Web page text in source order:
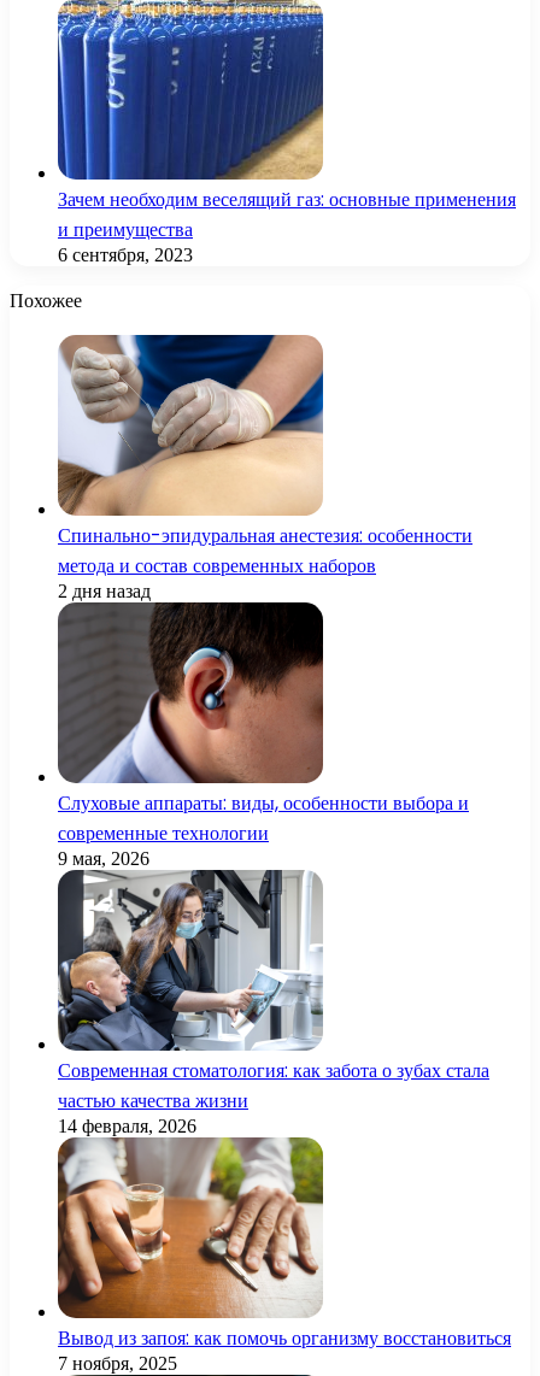
Зачем необходим веселящий газ: основные применения
и преимущества
6 сентября, 2023
Похожее
Спинально-эпидуральная анестезия: особенности
метода и состав современных наборов
2 дня назад
Слуховые аппараты: виды, особенности выбора и
современные технологии
9 мая, 2026
Современная стоматология: как забота о зубах стала
частью качества жизни
14 февраля, 2026
Вывод из запоя: как помочь организму восстановиться
7 ноября, 2025